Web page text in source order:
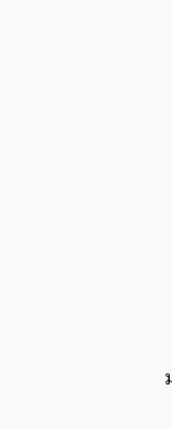
มวยรุ่นพี่บู้